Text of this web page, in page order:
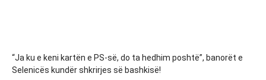
“Ja ku e keni kartën e PS-së, do ta hedhim poshtë”, banorët e
Selenicës kundër shkrirjes së bashkisë!